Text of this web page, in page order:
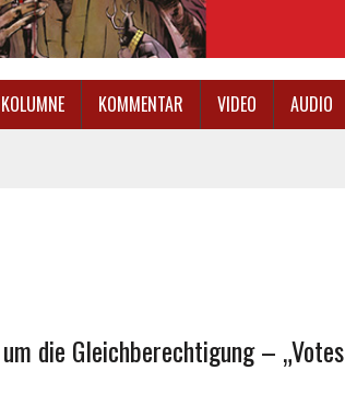
KOLUMNE KOMMENTAR VIDEO AUDIO
die Gleichberechtigung – „Votes